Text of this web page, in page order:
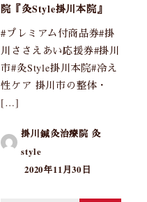
院『灸Style掛川本院』
#プレミアム付商品券#掛
川ささえあい応援券#掛川
市#灸Style掛川本院#冷え
性ケア 掛川市の整体・
[…]
掛川鍼灸治療院 灸
style
2020年11月30日